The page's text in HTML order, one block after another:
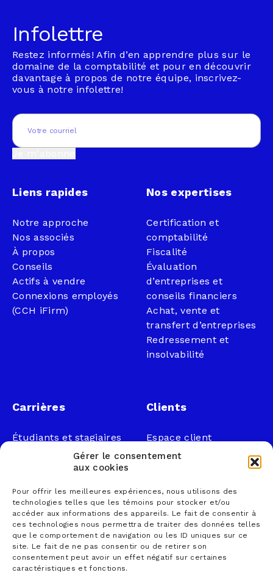
Gérer le consentement
aux cookies
Pour offrir les meilleures expériences, nous utilisons des
technologies telles que les témoins pour stocker et/ou
accéder aux informations des appareils. Le fait de consentir à
ces technologies nous permettra de traiter des données telles
que le comportement de navigation ou les ID uniques sur ce
site. Le fait de ne pas consentir ou de retirer son
consentement peut avoir un effet négatif sur certaines
caractéristiques et fonctions.
Infolettre
Restez informés! Afin d’en apprendre plus sur le
domaine de la comptabilité et pour en découvrir
davantage à propos de notre équipe, inscrivez-
vous à notre infolettre!
Email
Liens rapides
Notre approche
Nos associés
À propos
Conseils
Actifs à vendre
Connexions employés
(CCH iFirm)
Nos expertises
Certification et
comptabilité
Fiscalité
Évaluation
d’entreprises et
conseils financiers
Achat, vente et
transfert d’entreprises
Redressement et
insolvabilité
Carrières
Étudiants et stagiaires
Professionnels
Nous joindre
1 866 833-2114 (sans
frais)
courrier@lemieuxnolet
.ca
Contactez un syndic
Trouver un bureau
Clients
Espace client
Légal
Loi sur la faillite et
l’insolvabilité
Politique de
confidentialité
Politique sur la